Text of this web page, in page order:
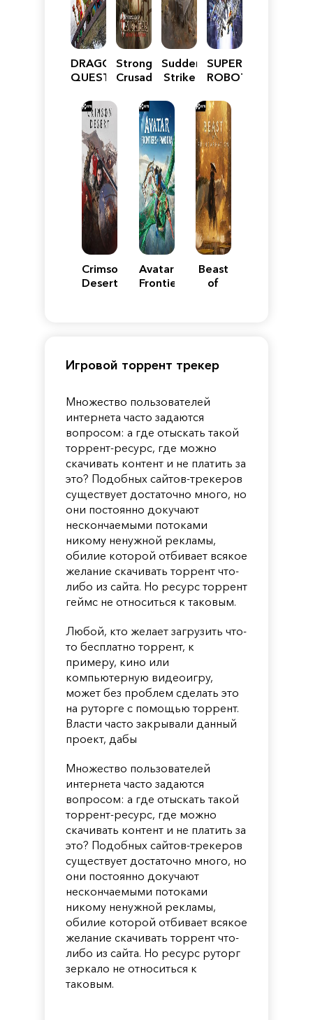
DRAGON
QUEST
Reimagined
Stronghold
Crusader:
Edition
Sudden
Strike
SUPER
ROBOT
Y
Crimson
Desert
Avatar:
Frontiers
Beast
of
Игровой торрент трекер
Множество пользователей
интернета часто задаются
вопросом: а где отыскать такой
торрент-ресурс, где можно
скачивать контент и не платить за
это? Подобных сайтов-трекеров
существует достаточно много, но
они постоянно докучают
нескончаемыми потоками
никому ненужной рекламы,
обилие которой отбивает всякое
желание скачивать торрент что-
либо из сайта. Но ресурс торрент
геймс не относиться к таковым.
Любой, кто желает загрузить что-
то бесплатно торрент, к
примеру, кино или
компьютерную видеоигру,
может без проблем сделать это
на руторге с помощью торрент.
Власти часто закрывали данный
проект, дабы
Множество пользователей
интернета часто задаются
вопросом: а где отыскать такой
торрент-ресурс, где можно
скачивать контент и не платить за
это? Подобных сайтов-трекеров
существует достаточно много, но
они постоянно докучают
нескончаемыми потоками
никому ненужной рекламы,
обилие которой отбивает всякое
желание скачивать торрент что-
либо из сайта. Но ресурс руторг
зеркало не относиться к
таковым.